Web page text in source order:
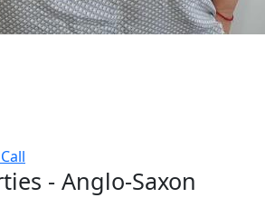
Call
- Anglo-Saxon